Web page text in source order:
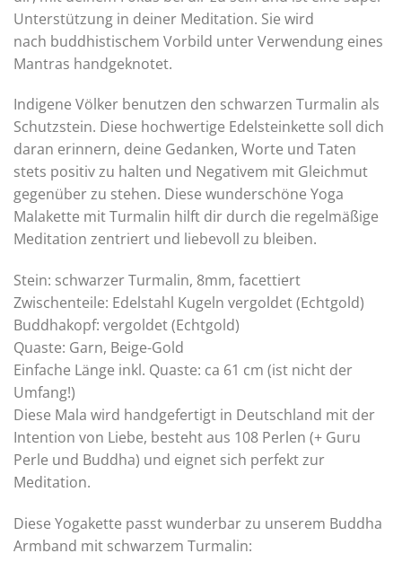
Unterstützung in deiner Meditation. Sie wird
nach buddhistischem Vorbild unter Verwendung eines
Mantras handgeknotet.
Indigene Völker benutzen den schwarzen Turmalin als
Schutzstein. Diese hochwertige Edelsteinkette soll dich
daran erinnern, deine Gedanken, Worte und Taten
stets positiv zu halten und Negativem mit Gleichmut
gegenüber zu stehen. Diese wunderschöne Yoga
Malakette mit Turmalin hilft dir durch die regelmäßige
Meditation zentriert und liebevoll zu bleiben.
Stein: schwarzer Turmalin, 8mm, facettiert
Zwischenteile: Edelstahl Kugeln vergoldet (Echtgold)
Buddhakopf: vergoldet (Echtgold)
Quaste: Garn, Beige-Gold
Einfache Länge inkl. Quaste: ca 61 cm (ist nicht der
Umfang!)
Diese Mala wird handgefertigt in Deutschland mit der
Intention von Liebe, besteht aus 108 Perlen (+ Guru
Perle und Buddha) und eignet sich perfekt zur
Meditation.
Diese Yogakette passt wunderbar zu unserem Buddha
Armband mit schwarzem Turmalin: